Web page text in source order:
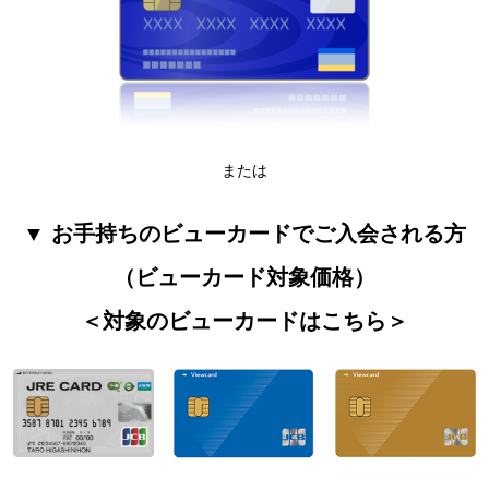
または
▼ お手持ちのビューカードでご入会される方
（ビューカード対象価格）
＜対象のビューカードはこちら＞